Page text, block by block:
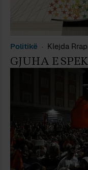
Politikë Klejda
GJUHA E